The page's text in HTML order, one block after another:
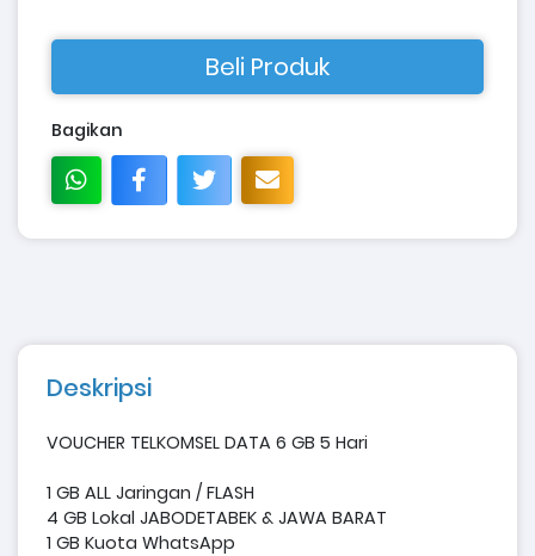
Beli Produk
Bagikan
Deskripsi
VOUCHER TELKOMSEL DATA 6 GB 5 Hari
1 GB ALL Jaringan / FLASH
4 GB Lokal JABODETABEK & JAWA BARAT
1 GB Kuota WhatsApp